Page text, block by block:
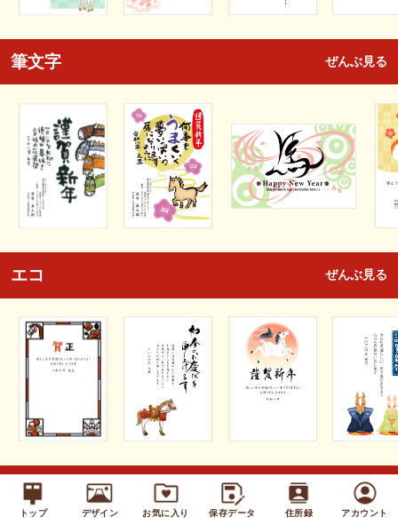
トップ デザイン お気に入り 保存データ 住所録 アカウント
筆文字 ぜんぶ見る
エコ ぜんぶ見る
キッズ ぜんぶ見る